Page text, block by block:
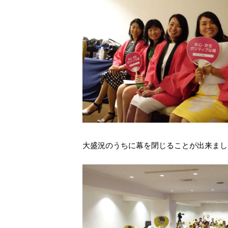
大盛況のうちに幕を閉じることが出来ま